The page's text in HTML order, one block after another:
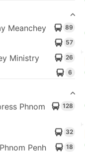
Meanchey
89
57
Ministry 26
6
Phnom
128
32
Penh 18